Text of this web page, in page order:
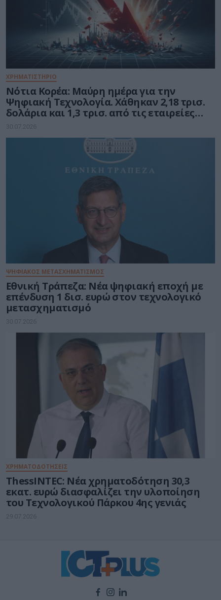
ΧΡΗΜΑΤΙΣΤΗΡΙΟ
Νότια Κορέα: Μαύρη ημέρα για την
Ψηφιακή Τεχνολογία. Χάθηκαν 2,18 τρισ.
δολάρια και 1,3 τρισ. από τις εταιρείες
ημιαγωγών
30.07.2026
ΨΗΦΙΑΚΟΣ ΜΕΤΑΣΧΗΜΑΤΙΣΜΟΣ
Εθνική Τράπεζα: Νέα ψηφιακή εποχή με
επένδυση 1 δισ. ευρώ στον τεχνολογικό
μετασχηματισμό
30.07.2026
ΧΡΗΜΑΤΟΔΟΤΗΣΕΙΣ
ThessINTEC: Νέα χρηματοδότηση 30,3
εκατ. ευρώ διασφαλίζει την υλοποίηση
του Τεχνολογικού Πάρκου 4ης γενιάς
29.07.2026